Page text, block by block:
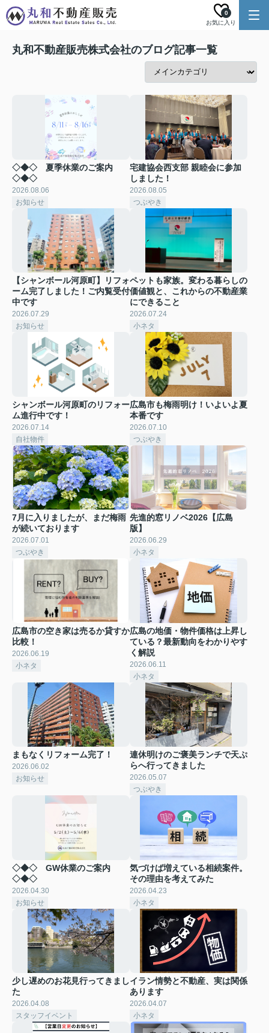
お気に入り
0
丸和不動産販売株式会社のブログ記事一覧
◇◆◇ 夏季休業のご案内
◇◆◇
2026.08.06
お知らせ
宅建協会西支部 親睦会に参加
しました！
2026.08.05
つぶやき
【シャンボール河原町】リフォ
ーム完了しました！ご内覧受付
中です
2026.07.29
お知らせ
ペットも家族。変わる暮らしの
価値観と、これからの不動産業
にできること
2026.07.24
小ネタ
シャンボール河原町のリフォー
ム進行中です！
2026.07.14
自社物件
広島市も梅雨明け！いよいよ夏
本番です
2026.07.10
つぶやき
7月に入りましたが、まだ梅雨
が続いております
2026.07.01
つぶやき
先進的窓リノベ2026【広島
版】
2026.06.29
小ネタ
広島市の空き家は売るか貸すか
比較！
2026.06.19
小ネタ
広島の地価・物件価格は上昇し
ている？最新動向をわかりやす
く解説
2026.06.11
小ネタ
まもなくリフォーム完了！
2026.06.02
お知らせ
連休明けのご褒美ランチで天ぷ
らへ行ってきました
2026.05.07
つぶやき
◇◆◇ GW休業のご案内
◇◆◇
2026.04.30
お知らせ
気づけば増えている相続案件。
その理由を考えてみた
2026.04.23
小ネタ
少し遅めのお花見行ってきまし
た
2026.04.08
スタッフイベント
イラン情勢と不動産、実は関係
あります
2026.04.07
小ネタ